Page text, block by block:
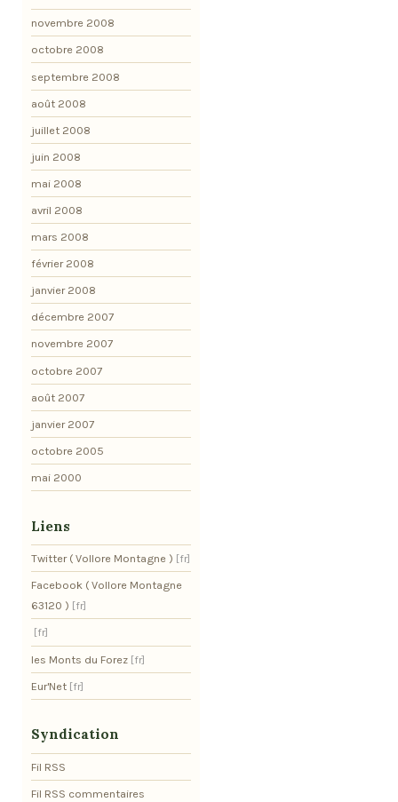
novembre 2008
octobre 2008
septembre 2008
août 2008
juillet 2008
juin 2008
mai 2008
avril 2008
mars 2008
février 2008
janvier 2008
décembre 2007
novembre 2007
octobre 2007
août 2007
janvier 2007
octobre 2005
mai 2000
Liens
Twitter ( Vollore Montagne )
Facebook ( Vollore Montagne
63120 )
les Monts du Forez
Eur'Net
Syndication
Fil RSS
Fil RSS commentaires